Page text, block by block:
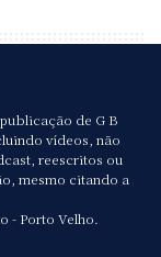
de G B
vídeos, não
reescritos ou
mesmo citando a
- Porto Velho.